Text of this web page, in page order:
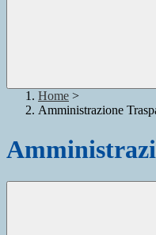
Home >
Amministrazione